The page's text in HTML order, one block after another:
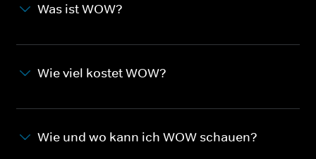
Was ist WOW?
Wie viel kostet WOW?
Wie und wo kann ich WOW schauen?